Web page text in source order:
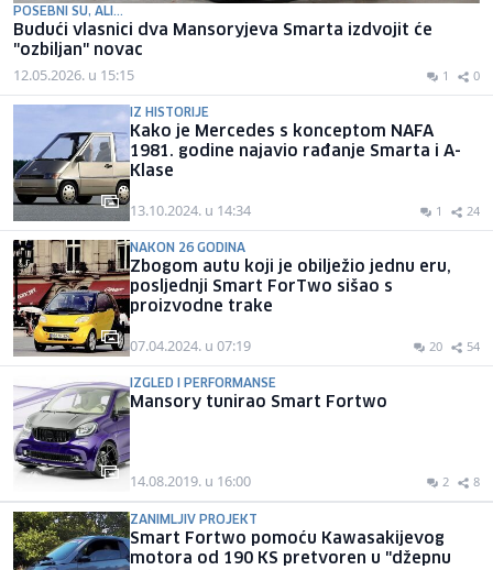
POSEBNI SU, ALI...
Budući vlasnici dva Mansoryjeva Smarta izdvojit će
"ozbiljan" novac
12.05.2026. u 15:15 1 0
IZ HISTORIJE
Kako je Mercedes s konceptom NAFA
1981. godine najavio rađanje Smarta i A-
Klase
13.10.2024. u 14:34 1 24
NAKON 26 GODINA
Zbogom autu koji je obilježio jednu eru,
posljednji Smart ForTwo sišao s
proizvodne trake
07.04.2024. u 07:19 20 54
IZGLED I PERFORMANSE
Mansory tunirao Smart Fortwo
14.08.2019. u 16:00 2 8
ZANIMLJIV PROJEKT
Smart Fortwo pomoću Kawasakijevog
motora od 190 KS pretvoren u "džepnu